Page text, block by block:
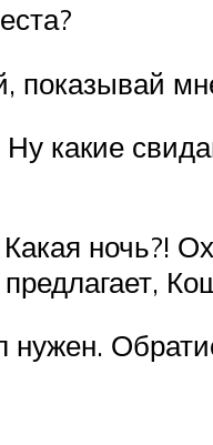
показывай
какие
ночь?!